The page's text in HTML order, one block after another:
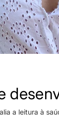
a leitura à